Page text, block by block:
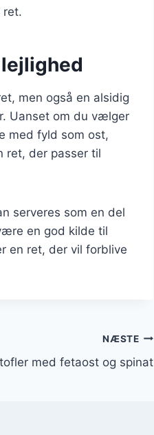
ret.
men også en alsidig
Uanset om du vælger
med fyld som ost,
ret, der passer til
serveres som en del
en god kilde til
en ret, der vil forblive
NÆSTE
med fetaost og spinat